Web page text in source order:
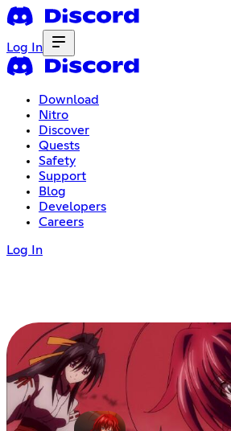
Log In
Download
Nitro
Discover
Quests
Safety
Support
Blog
Developers
Careers
Log In